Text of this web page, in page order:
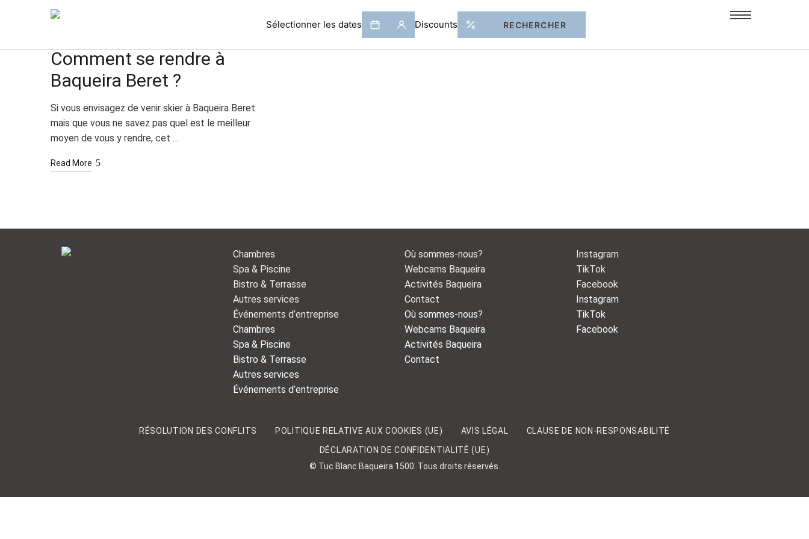
Comment se rendre à
Baqueira Beret ?
Si vous envisagez de venir skier à Baqueira Beret
mais que vous ne savez pas quel est le meilleur
moyen de vous y rendre, cet …
Read More
Chambres
Spa & Piscine
Bistro & Terrasse
Autres services
Événements d’entreprise
Chambres
Spa & Piscine
Bistro & Terrasse
Autres services
Événements d’entreprise
Où sommes-nous?
Webcams Baqueira
Activités Baqueira
Contact
Où sommes-nous?
Webcams Baqueira
Activités Baqueira
Contact
Instagram
TikTok
Facebook
Instagram
TikTok
Facebook
RÉSOLUTION DES CONFLITS POLITIQUE RELATIVE AUX COOKIES (UE) AVIS LÉGAL
CLAUSE DE NON-RESPONSABILITÉ
DÉCLARATION DE CONFIDENTIALITÉ (UE)
© Tuc Blanc Baqueira 1500. Tous droits réservés.